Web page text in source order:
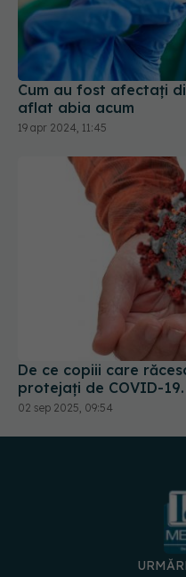
Cum au fost afectați
aflat abia acum
19 apr 2024, 11:45
De ce copiii care
protejați de COVID-
02 sep 2025, 09:54